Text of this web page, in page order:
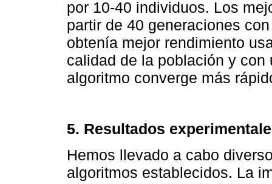
por 10-40 individuos. Los
partir de 40 generaciones
obtenía mejor rendimiento
calidad de la población y
algoritmo converge más
5. Resultados
Hemos llevado a cabo
algoritmos establecidos. La